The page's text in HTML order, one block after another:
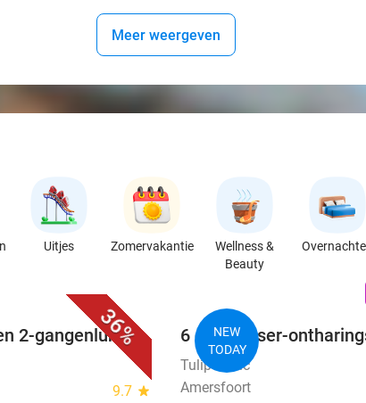
Meer weergeven
Uitjes Zomervakantie
Wellness &
Beauty
36%
2-gangenlunch
9.7 star
NEW
TODAY
6 diode laser-
Tulip Clinic
Amersfoort